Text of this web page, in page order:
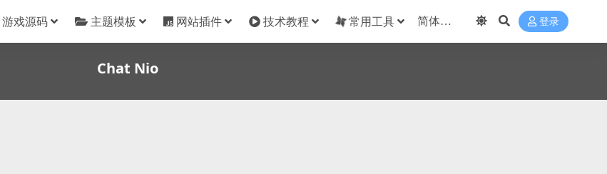
游戏源码 主题模板 网站插件 技术教程 常用工具 登录
Chat Nio